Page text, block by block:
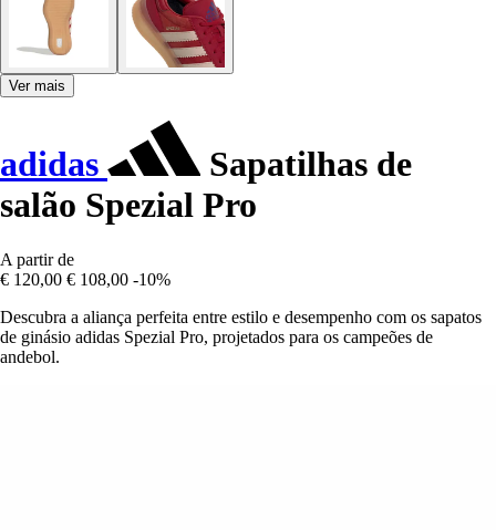
Ver mais
adidas
Sapatilhas de
salão Spezial Pro
A partir de
€ 120,00 € 108,00 -10%
Descubra a aliança perfeita entre estilo e desempenho com os sapatos
de ginásio adidas Spezial Pro, projetados para os campeões de
andebol.